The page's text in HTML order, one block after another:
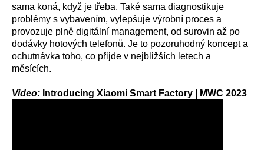
sama koná, když je třeba. Také sama diagnostikuje
problémy s vybavením, vylepšuje výrobní proces a
provozuje plně digitální management, od surovin až po
dodávky hotových telefonů. Je to pozoruhodný koncept a
ochutnávka toho, co přijde v nejbližších letech a
měsících.
Video: Introducing Xiaomi Smart Factory | MWC 2023